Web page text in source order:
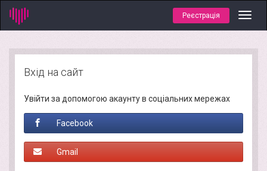
Реєстрація
Вхід на сайт
Увійти за допомогою акаунту в соціальних мережах
Facebook
Gmail